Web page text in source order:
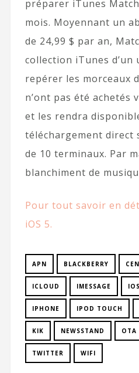
préparer iTunes
mois. Moyennant un
de 24,99 $ par an,
collection iTunes
repérer les morceaux
n’ont pas été achetés
et les rendra
téléchargement direct
de 10 terminaux. Par
blanchiment de
Pour tout savoir en
iOS 5.
APN BLACKBERRY
ICLOUD IMESSAGE IOS
IPHONE IPOD TOUCH
KIK NEWSSTAND OTA
TWITTER WIFI